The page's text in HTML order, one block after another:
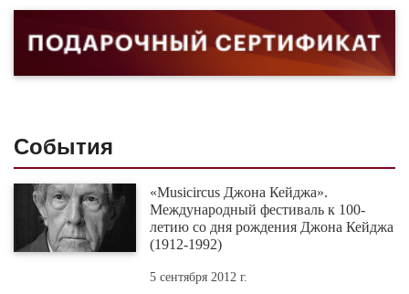
События
«Musicircus Джона Кейджа».
Международный фестиваль к 100-
летию со дня рождения Джона Кейджа
(1912-1992)
5 сентября 2012 г.